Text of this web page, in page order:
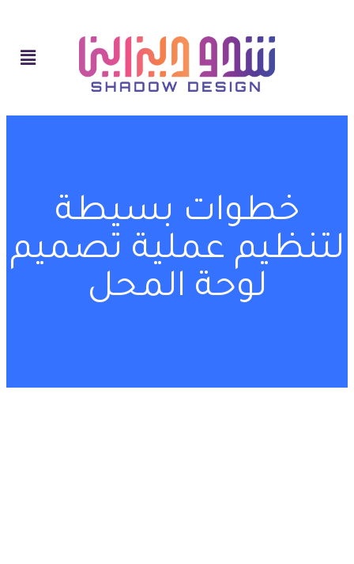
خطوات بسيطة
لتنظيم عملية تصميم
لوحة المحل